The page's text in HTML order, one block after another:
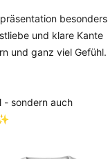
besonders
und klare Kante
und ganz viel Gefühl.
- sondern auch